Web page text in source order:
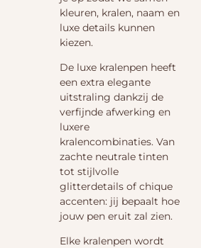
kleuren, kralen, naam en
luxe details kunnen
kiezen.
De luxe kralenpen heeft
een extra elegante
uitstraling dankzij de
verfijnde afwerking en
luxere
kralencombinaties. Van
zachte neutrale tinten
tot stijlvolle
glitterdetails of chique
accenten: jij bepaalt hoe
jouw pen eruit zal zien.
Elke kralenpen wordt